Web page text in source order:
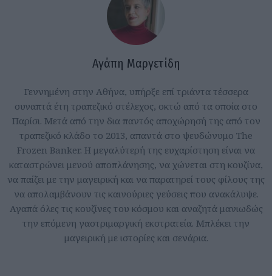
Αγάπη Μαργετίδη
Γεννημένη στην Αθήνα, υπήρξε επί τριάντα τέσσερα
συναπτά έτη τραπεζικό στέλεχος, οκτώ από τα οποία στο
Παρίσι. Μετά από την δια παντός αποχώρησή της από τον
τραπεζικό κλάδο το 2013, απαντά στο ψευδώνυμο The
Frozen Banker. Η μεγαλύτερή της ευχαρίστηση είναι να
καταστρώνει μενού αποπλάνησης, να χώνεται στη κουζίνα,
να παίζει με την μαγειρική και να παρατηρεί τους φίλους της
να απολαμβάνουν τις καινούριες γεύσεις που ανακάλυψε.
Αγαπά όλες τις κουζίνες του κόσμου και αναζητά μανιωδώς
την επόμενη γαστριμαργική εκστρατεία. Μπλέκει την
μαγειρική με ιστορίες και σενάρια.